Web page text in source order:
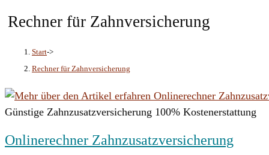
Rechner für Zahnversicherung
Start->
Rechner für Zahnversicherung
Günstige Zahnzusatzversicherung 100% Kostenerstattung
Onlinerechner Zahnzusatzversicherung